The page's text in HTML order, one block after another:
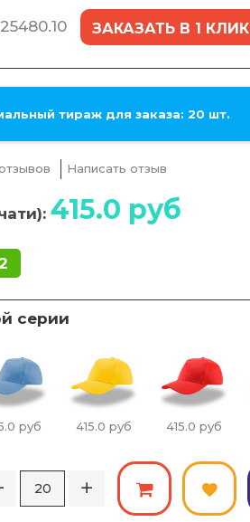
ЗАКАЗАТЬ В 1 КЛИК
тираж для заказа: 20 шт.
Написать отзыв
415.0 руб
серии
руб 415.0 руб 415.0 руб